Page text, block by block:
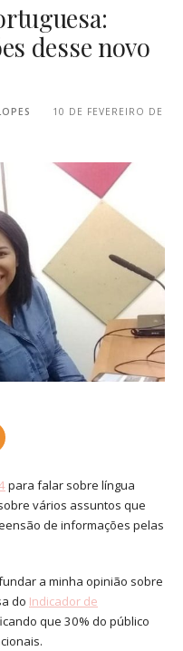
desse novo
10 DE FEVEREIRO DE
para falar sobre língua
vários assuntos que
de informações pelas
a minha opinião sobre
do Indicador de
que 30% do público